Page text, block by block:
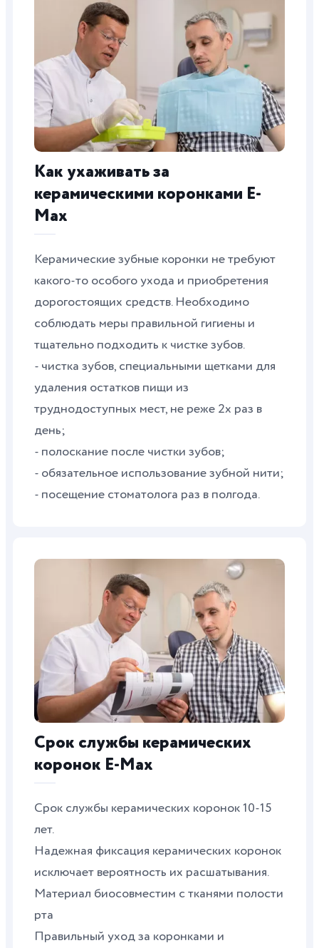
Как ухаживать за
керамическими коронками E-
Max
Керамические зубные коронки не требуют
какого-то особого ухода и приобретения
дорогостоящих средств. Необходимо
соблюдать меры правильной гигиены и
тщательно подходить к чистке зубов.
- чистка зубов, специальными щетками для
удаления остатков пищи из
труднодоступных мест, не реже 2х раз в
день;
- полоскание после чистки зубов;
- обязательное использование зубной нити;
- посещение стоматолога раз в полгода.
Срок службы керамических
коронок E-Max
Срок службы керамических коронок 10-15
лет.
Надежная фиксация керамических коронок
исключает вероятность их расшатывания.
Материал биосовместим с тканями полости
рта
Правильный уход за коронками и